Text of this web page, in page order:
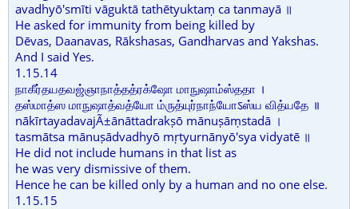
avadhyō'smīti vāguktā tathētyuktaṃ ca tanmayā ॥
He asked for immunity from being killed by
Dēvas, Daanavas, Rākshasas, Gandharvas and Yakshas.
And I said Yes.
1.15.14
நாகீர்தயதவஜ்ஞாநாத்தத்ரக்ஷோ மாநுஷாம்ஸ்ததா ।
தஸ்மாத்ஸ மாநுஷாத்வத்யோ ம்ருத்யுர்நாந்யோऽஸ்ய வித்யதே ॥
nākīrtayadavajÃ±ānāttadrakṣō mānuṣāṃstadā ।
tasmātsa mānuṣādvadhyō mṛtyurnānyō'sya vidyatē ॥
He did not include humans in that list as
he was very dismissive of them.
Hence he can be killed only by a human and no one else.
1.15.15